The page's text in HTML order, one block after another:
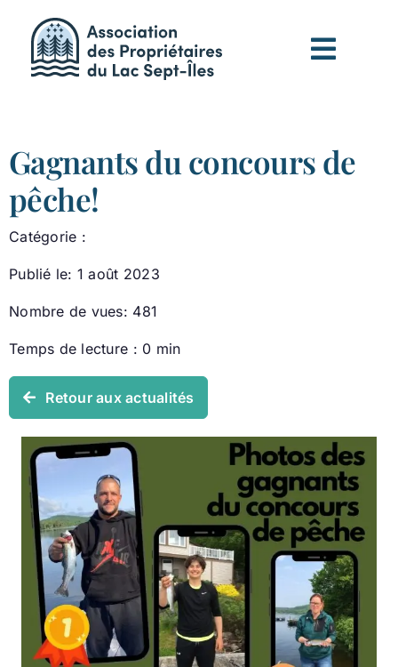
contenu
Gagnants du concours de
pêche!
Catégorie :
Publié le: 1 août 2023
Nombre de vues: 481
Temps de lecture : 0 min
Retour aux actualités